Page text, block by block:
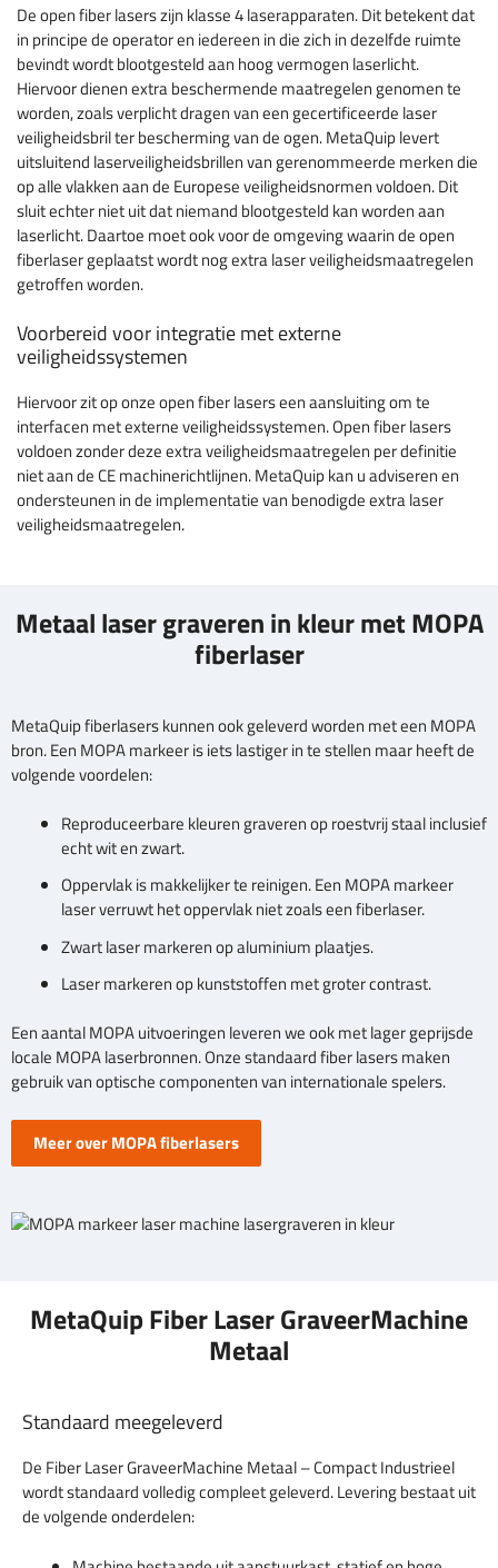
De open fiber lasers zijn klasse 4 laserapparaten. Dit betekent dat
in principe de operator en iedereen in die zich in dezelfde ruimte
bevindt wordt blootgesteld aan hoog vermogen laserlicht.
Hiervoor dienen extra beschermende maatregelen genomen te
worden, zoals verplicht dragen van een gecertificeerde laser
veiligheidsbril ter bescherming van de ogen. MetaQuip levert
uitsluitend laserveiligheidsbrillen van gerenommeerde merken die
op alle vlakken aan de Europese veiligheidsnormen voldoen. Dit
sluit echter niet uit dat niemand blootgesteld kan worden aan
laserlicht. Daartoe moet ook voor de omgeving waarin de open
fiberlaser geplaatst wordt nog extra laser veiligheidsmaatregelen
getroffen worden.
Voorbereid voor integratie met externe
veiligheidssystemen
Hiervoor zit op onze open fiber lasers een aansluiting om te
interfacen met externe veiligheidssystemen. Open fiber lasers
voldoen zonder deze extra veiligheidsmaatregelen per definitie
niet aan de CE machinerichtlijnen. MetaQuip kan u adviseren en
ondersteunen in de implementatie van benodigde extra laser
veiligheidsmaatregelen.
Metaal laser graveren in kleur met MOPA
fiberlaser
MetaQuip fiberlasers kunnen ook geleverd worden met een MOPA
bron. Een MOPA markeer is iets lastiger in te stellen maar heeft de
volgende voordelen:
Reproduceerbare kleuren graveren op roestvrij staal inclusief
echt wit en zwart.
Oppervlak is makkelijker te reinigen. Een MOPA markeer
laser verruwt het oppervlak niet zoals een fiberlaser.
Zwart laser markeren op aluminium plaatjes.
Laser markeren op kunststoffen met groter contrast.
Een aantal MOPA uitvoeringen leveren we ook met lager geprijsde
locale MOPA laserbronnen. Onze standaard fiber lasers maken
gebruik van optische componenten van internationale spelers.
Meer over MOPA fiberlasers
MetaQuip Fiber Laser GraveerMachine
Metaal
Standaard meegeleverd
De Fiber Laser GraveerMachine Metaal – Compact Industrieel
wordt standaard volledig compleet geleverd. Levering bestaat uit
de volgende onderdelen: